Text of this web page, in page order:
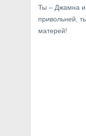
Ты – Джамна и
привольней,
матерей!